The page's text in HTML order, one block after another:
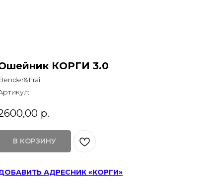
КОРГИ 3.0
р.
В КОРЗИНУ
АДРЕСНИК «КОРГИ»